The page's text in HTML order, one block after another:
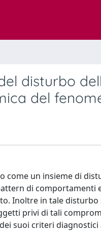
disturbo
del
un insieme di
di
Inoltre in tale
privi di tali
suoi criteri